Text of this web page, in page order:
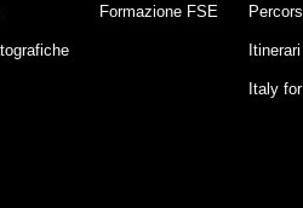
Formazione FSE
Itinerari
Italy